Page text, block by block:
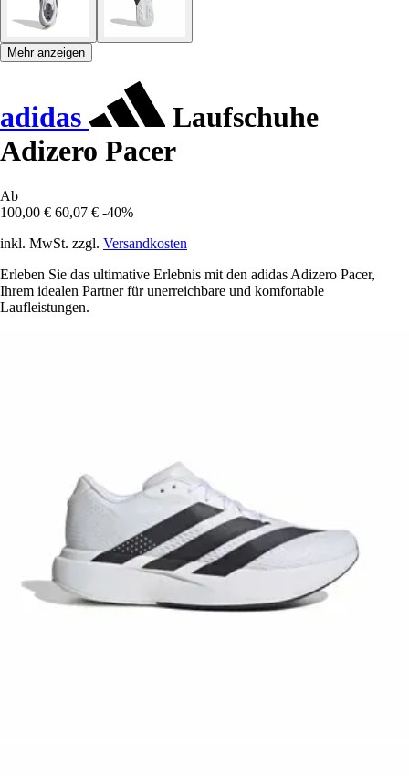
Mehr anzeigen
adidas
Laufschuhe
Adizero Pacer
Ab
100,00 € 60,07 € -40%
inkl. MwSt. zzgl. Versandkosten
Erleben Sie das ultimative Erlebnis mit den adidas Adizero Pacer,
Ihrem idealen Partner für unerreichbare und komfortable
Laufleistungen.